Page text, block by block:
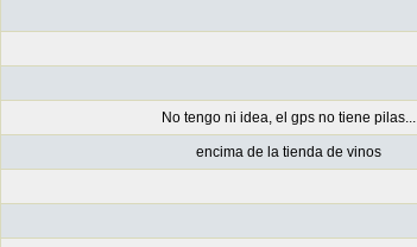
No tengo ni idea, el gps no tiene pilas...
encima de la tienda de vinos